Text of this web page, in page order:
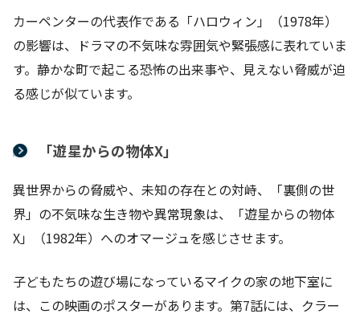
カーペンターの代表作である「ハロウィン」（1978年）
の影響は、ドラマの不気味な雰囲気や緊張感に表れていま
す。静かな町で起こる恐怖の出来事や、見えない脅威が迫
る感じが似ています。
「遊星からの物体X」
異世界からの脅威や、未知の存在との対峙、「裏側の世
界」の不気味な生き物や異常現象は、「遊星からの物体
X」（1982年）へのオマージュを感じさせます。
子どもたちの遊び場になっているマイクの家の地下室に
は、この映画のポスターがあります。第7話には、クラー